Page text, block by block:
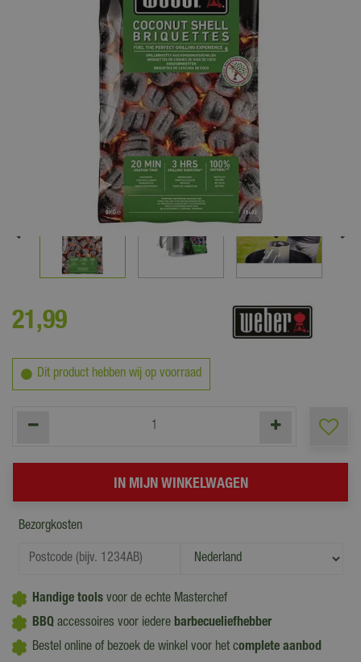
21,99
Dit product hebben wij op voorraad
Bezorgkosten
Handige tools voor de echte Masterchef
BBQ accessoires voor iedere barbecueliefhebber
Bestel online of bezoek de winkel voor het complete aanbod